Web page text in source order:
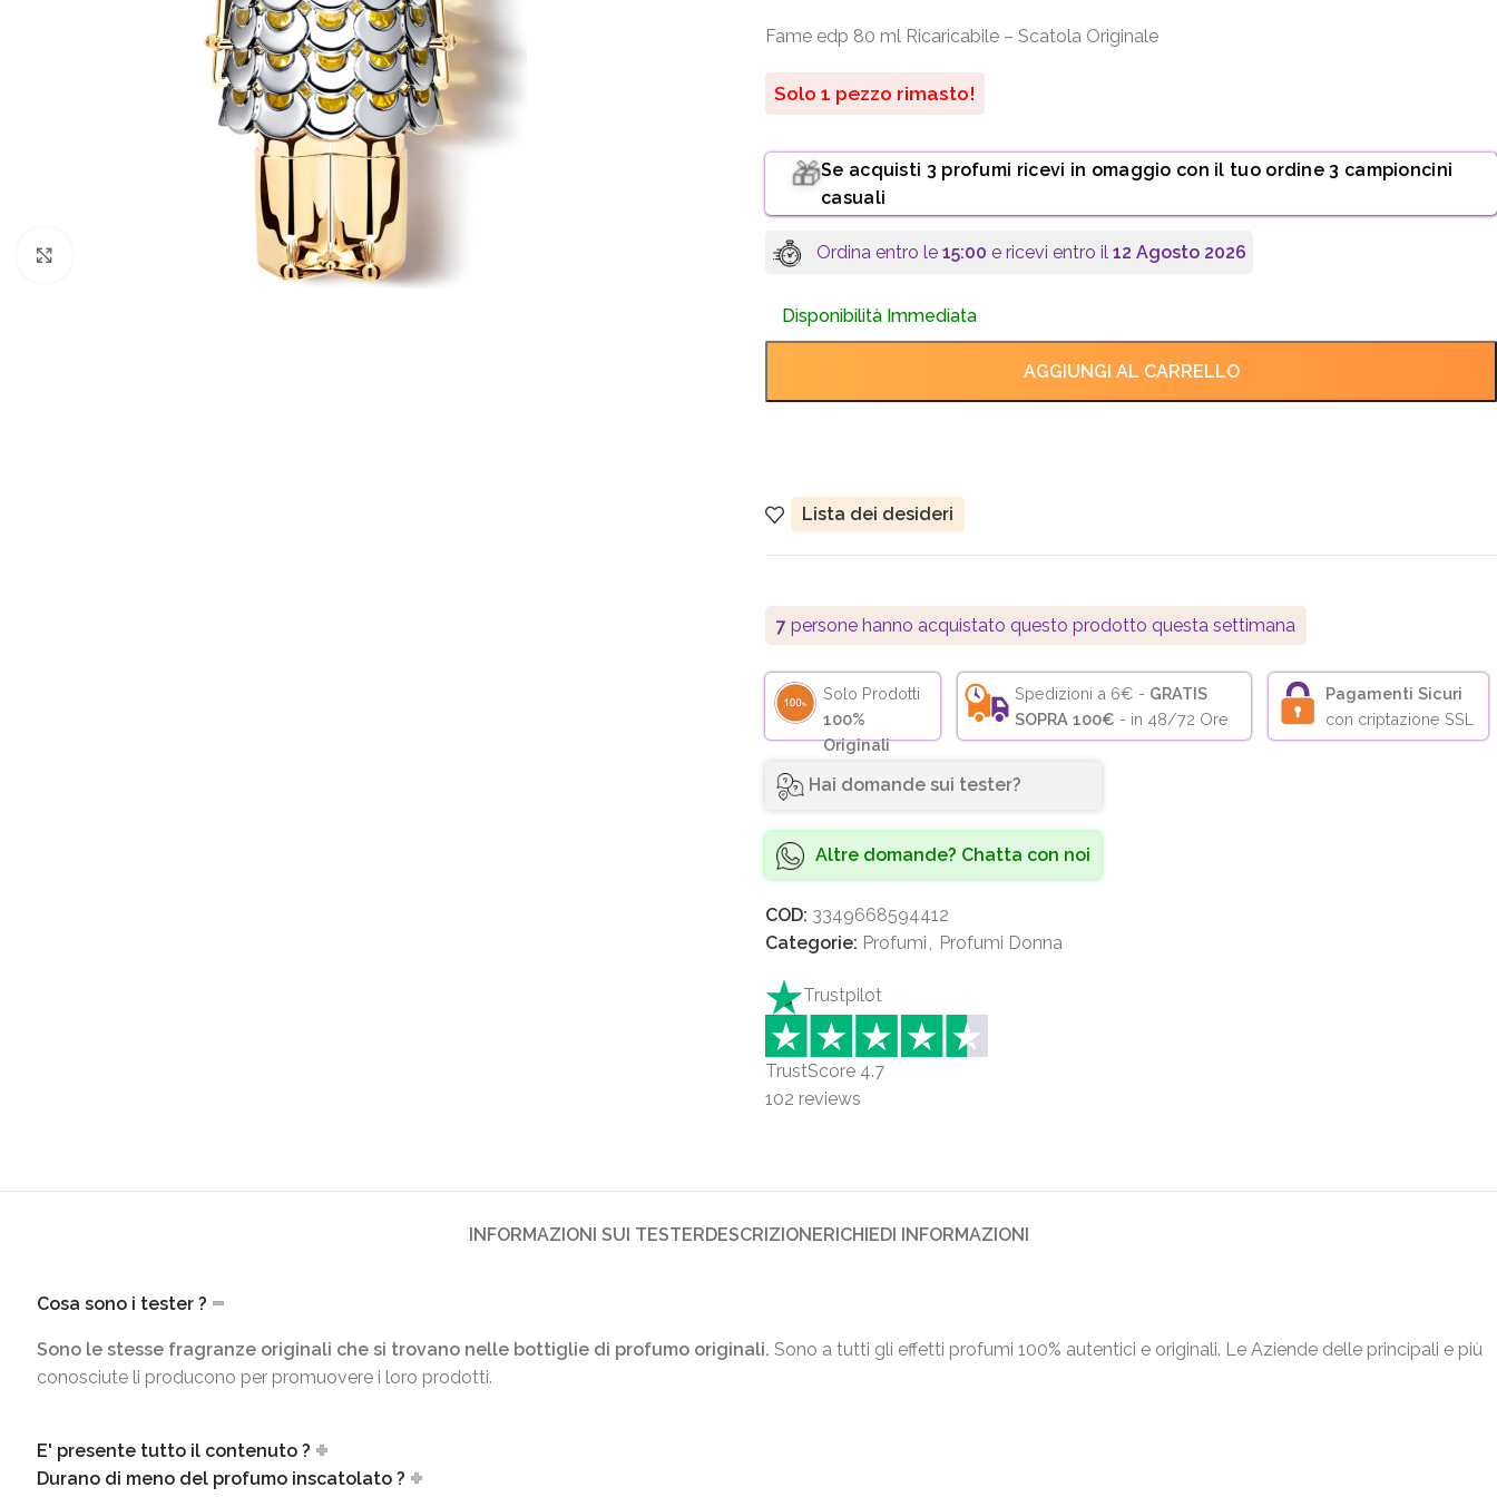
Fame edp 80 ml Ricaricabile – Scatola Originale
Solo 1 pezzo rimasto!
🎁Se acquisti 3 profumi ricevi in omaggio con il tuo ordine 3 campioncini
casuali
Ordina entro le 15:00 e ricevi entro il 12 Agosto 2026
Disponibilità Immediata
AGGIUNGI AL CARRELLO
Lista dei desideri
7 persone hanno acquistato questo prodotto questa settimana
Solo Prodotti
100%
Originali
Spedizioni a 6€ - GRATIS
SOPRA 100€ - in 48/72 Ore
Pagamenti Sicuri
con criptazione SSL
Hai domande sui tester?
Altre domande? Chatta con noi
COD: 3349668594412
Categorie: Profumi , Profumi Donna
Trustpilot
TrustScore 4.7
102 reviews
INFORMAZIONI SUI TESTERDESCRIZIONERICHIEDI INFORMAZIONI
Cosa sono i tester ?
Sono le stesse fragranze originali che si trovano nelle bottiglie di profumo originali. Sono a tutti gli effetti profumi 100% autentici e originali. Le Aziende delle principali e più
conosciute li producono per promuovere i loro prodotti.
E' presente tutto il contenuto ?
Durano di meno del profumo inscatolato ?